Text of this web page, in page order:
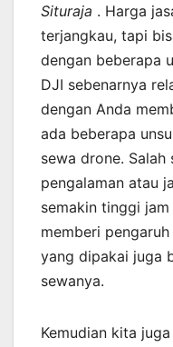
Situraja . Harga
terjangkau, tapi
dengan beberapa
DJI sebenarnya
dengan Anda
ada beberapa
sewa drone. Salah
pengalaman atau
semakin tinggi
memberi
yang dipakai juga
sewanya.
Kemudian kita